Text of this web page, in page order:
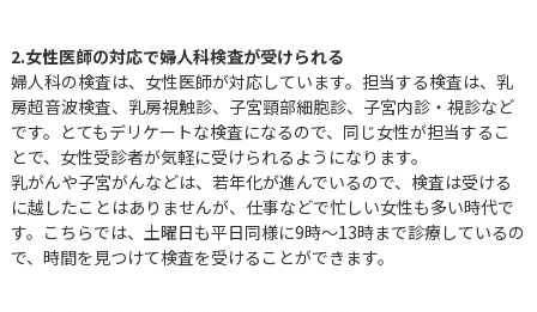
2.女性医師の対応で婦人科検査が受けられる
婦人科の検査は、女性医師が対応しています。担当する検査は、乳
房超音波検査、乳房視触診、子宮頸部細胞診、子宮内診・視診など
です。とてもデリケートな検査になるので、同じ女性が担当するこ
とで、女性受診者が気軽に受けられるようになります。
乳がんや子宮がんなどは、若年化が進んでいるので、検査は受ける
に越したことはありませんが、仕事などで忙しい女性も多い時代で
す。こちらでは、土曜日も平日同様に9時～13時まで診療しているの
で、時間を見つけて検査を受けることができます。